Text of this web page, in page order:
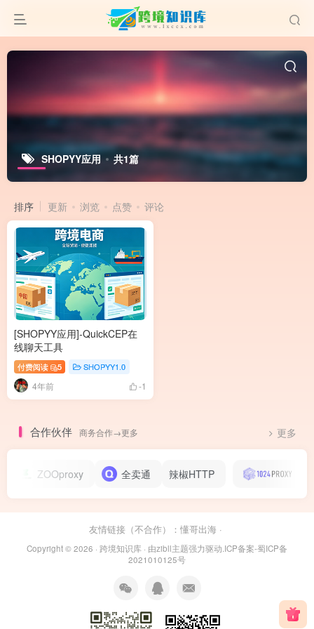
SHOPYY应用 共1篇
排序 更新 浏览 点赞 评论
[SHOPYY应用]-QuickCEP在
线聊天工具
付费阅读 5 SHOPYY1.0
4年前 -1
合作伙伴 商务合作→更多 更多
ZOOproxy 全卖通 辣椒HTTP
友情链接（不合作）： 懂哥出海 ·
Copyright © 2026 · 跨境知识库 · 由zibll主题强力驱动.ICP备案-蜀ICP备
2021010125号